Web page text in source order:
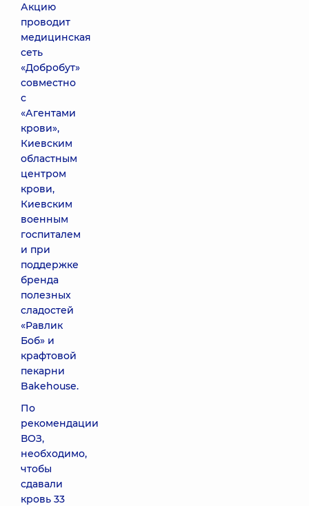
Акцию
проводит
медицинская
сеть
«Добробут»
совместно
с
«Агентами
крови»,
Киевским
областным
центром
крови,
Киевским
военным
госпиталем
и при
поддержке
бренда
полезных
сладостей
«Равлик
Боб» и
крафтовой
пекарни
Bakehouse.
По
рекомендации
ВОЗ,
необходимо,
чтобы
сдавали
кровь 33